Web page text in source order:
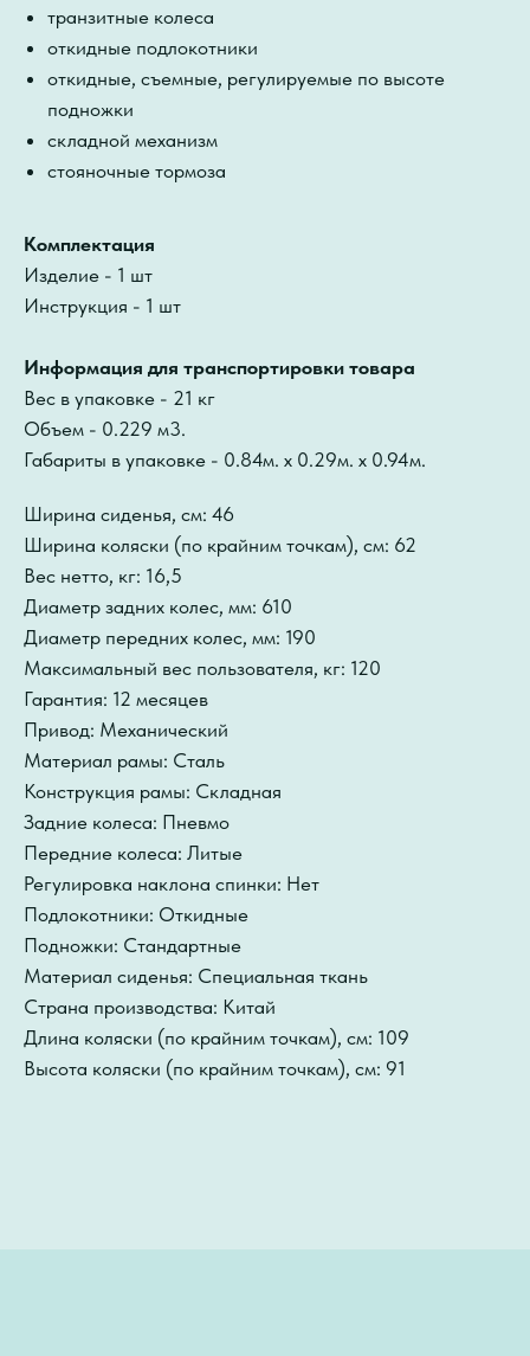
транзитные колеса
откидные подлокотники
откидные, съемные, регулируемые по высоте
подножки
складной механизм
стояночные тормоза
Комплектация
Изделие - 1 шт
Инструкция - 1 шт
Информация для транспортировки товара
Вес в упаковке - 21 кг
Объем - 0.229 м3.
Габариты в упаковке - 0.84м. x 0.29м. x 0.94м.
Ширина сиденья, см: 46
Ширина коляски (по крайним точкам), см: 62
Вес нетто, кг: 16,5
Диаметр задних колес, мм: 610
Диаметр передних колес, мм: 190
Максимальный вес пользователя, кг: 120
Гарантия: 12 месяцев
Привод: Механический
Материал рамы: Сталь
Конструкция рамы: Складная
Задние колеса: Пневмо
Передние колеса: Литые
Регулировка наклона спинки: Нет
Подлокотники: Откидные
Подножки: Стандартные
Материал сиденья: Специальная ткань
Страна производства: Китай
Длина коляски (по крайним точкам), см: 109
Высота коляски (по крайним точкам), см: 91